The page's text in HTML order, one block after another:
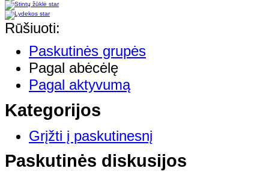
star
star
Rūšiuoti:
Paskutinės grupės
Pagal abėcėlę
Pagal aktyvumą
Kategorijos
Grįžti į paskutinesnį
Paskutinės diskusijos